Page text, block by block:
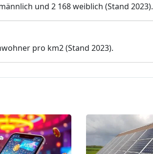
und 2 168 weiblich (Stand 2023).
pro km2 (Stand 2023).